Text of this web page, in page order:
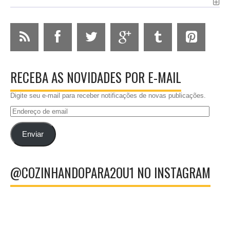
RECEBA AS NOVIDADES POR E-MAIL
Digite seu e-mail para receber notificações de novas publicações.
Endereço
emailEnviar
@COZINHANDOPARA2OU1 NO INSTAGRAM